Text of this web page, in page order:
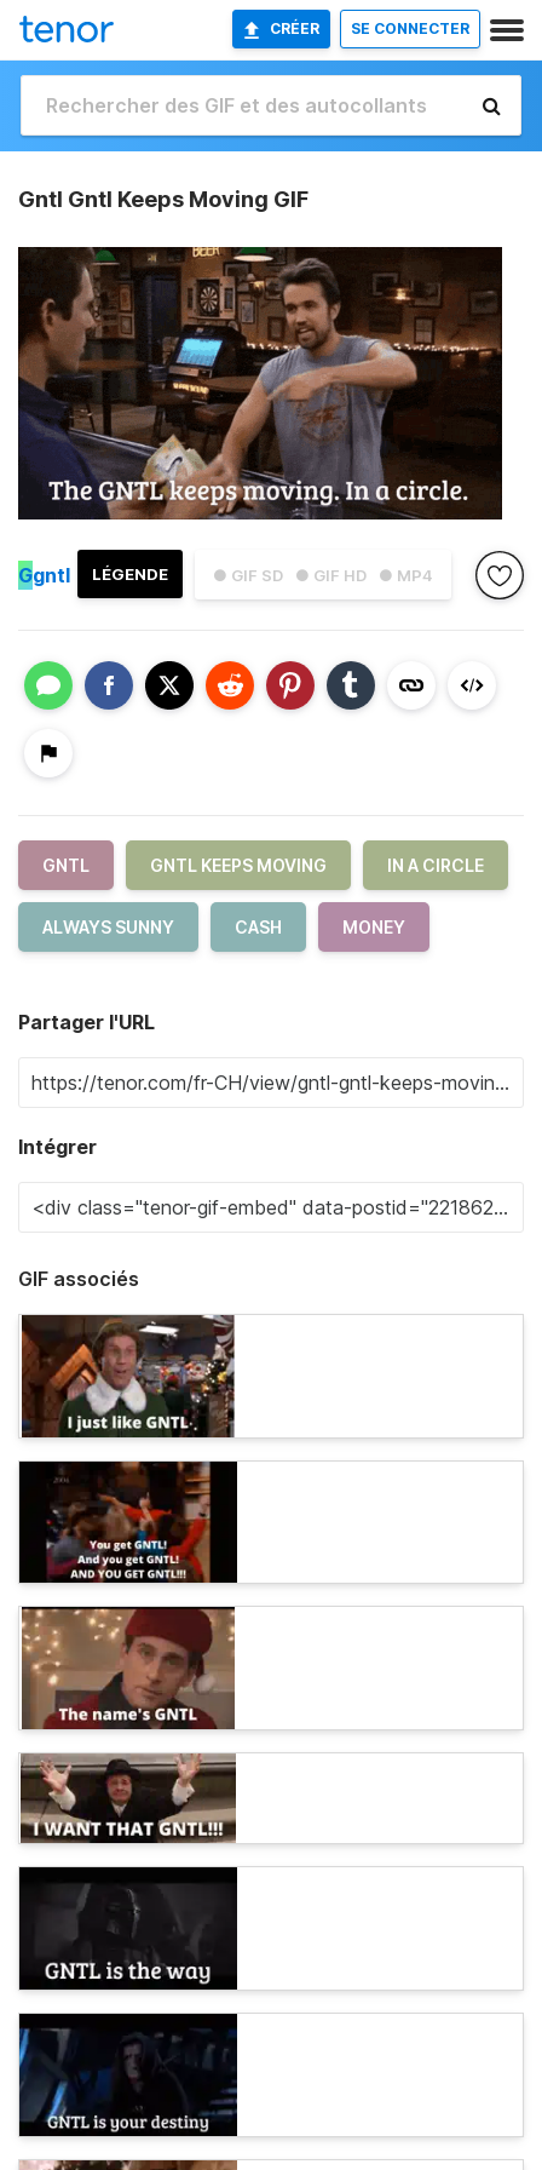
CRÉER SE CONNECTER
Gntl Gntl Keeps Moving GIF
● GIF SD ● GIF HD ● MP4
LÉGENDE
Ggntl
GNTL GNTL KEEPS MOVING IN A CIRCLE
ALWAYS SUNNY CASH MONEY
Partager l'URL
Intégrer
GIF associés